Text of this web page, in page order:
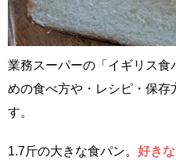
業務スーパーの「イギリス
めの食べ方や・レシピ・保存
す。
1.7斤の大きな食パン。 好き